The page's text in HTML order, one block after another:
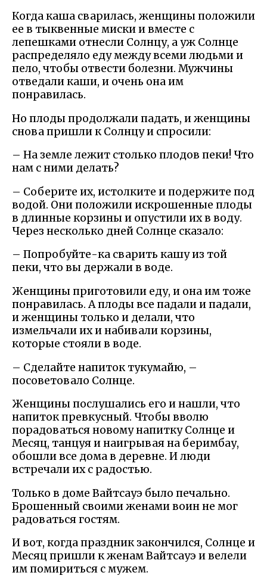
Когда каша сварилась, женщины положили
ее в тыквенные миски и вместе с
лепешками отнесли Солнцу, а уж Солнце
распределяло еду между всеми людьми и
пело, чтобы отвести болезни. Мужчины
отведали каши, и очень она им
понравилась.
Но плоды продолжали падать, и женщины
снова пришли к Солнцу и спросили:
– На земле лежит столько плодов пеки! Что
нам с ними делать?
– Соберите их, истолките и подержите под
водой. Они положили искрошенные плоды
в длинные корзины и опустили их в воду.
Через несколько дней Солнце сказало:
– Попробуйте-ка сварить кашу из той
пеки, что вы держали в воде.
Женщины приготовили еду, и она им тоже
понравилась. А плоды все падали и падали,
и женщины только и делали, что
измельчали их и набивали корзины,
которые стояли в воде.
– Сделайте напиток тукумайю, –
посоветовало Солнце.
Женщины послушались его и нашли, что
напиток превкусный. Чтобы вволю
порадоваться новому напитку Солнце и
Месяц, танцуя и наигрывая на беримбау,
обошли все дома в деревне. И люди
встречали их с радостью.
Только в доме Вайтсауэ было печально.
Брошенный своими женами воин не мог
радоваться гостям.
И вот, когда праздник закончился, Солнце и
Месяц пришли к женам Вайтсауэ и велели
им помириться с мужем.